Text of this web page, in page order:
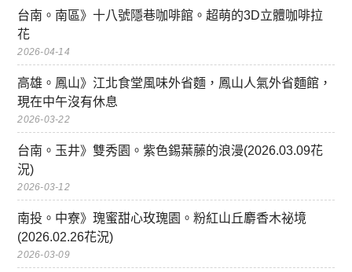
台南。南區》十八號隱巷咖啡館。超萌的3D立體咖啡拉
花
2026-04-14
高雄。鳳山》江北食堂風味外省麵，鳳山人氣外省麵館，
現在中午沒有休息
2026-03-22
台南。玉井》雙秀園。紫色錫葉藤的浪漫(2026.03.09花
況)
2026-03-12
南投。中寮》瑰蜜甜心玫瑰園。粉紅山丘麝香木祕境
(2026.02.26花況)
2026-03-09